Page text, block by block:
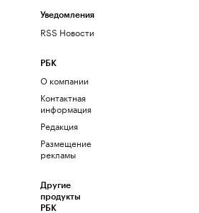
Уведомления
RSS Новости
РБК
О компании
Контактная
информация
Редакция
Размещение
рекламы
Другие
продукты
РБК